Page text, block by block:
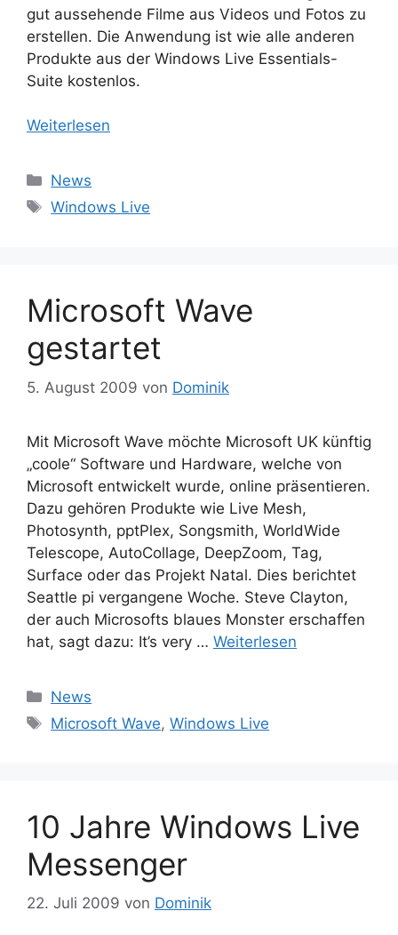
gut aussehende Filme aus Videos und Fotos zu
erstellen. Die Anwendung ist wie alle anderen
Produkte aus der Windows Live Essentials-
Suite kostenlos.
Weiterlesen
Kategorien
News
Schlagwörter
Windows Live
Microsoft Wave
gestartet
5. August 2009 von Dominik
Mit Microsoft Wave möchte Microsoft UK künftig
„coole“ Software und Hardware, welche von
Microsoft entwickelt wurde, online präsentieren.
Dazu gehören Produkte wie Live Mesh,
Photosynth, pptPlex, Songsmith, WorldWide
Telescope, AutoCollage, DeepZoom, Tag,
Surface oder das Projekt Natal. Dies berichtet
Seattle pi vergangene Woche. Steve Clayton,
der auch Microsofts blaues Monster erschaffen
hat, sagt dazu: It’s very … Weiterlesen
Kategorien
News
Schlagwörter
Microsoft Wave,Windows Live
10 Jahre Windows Live
Messenger
22. Juli 2009 von Dominik